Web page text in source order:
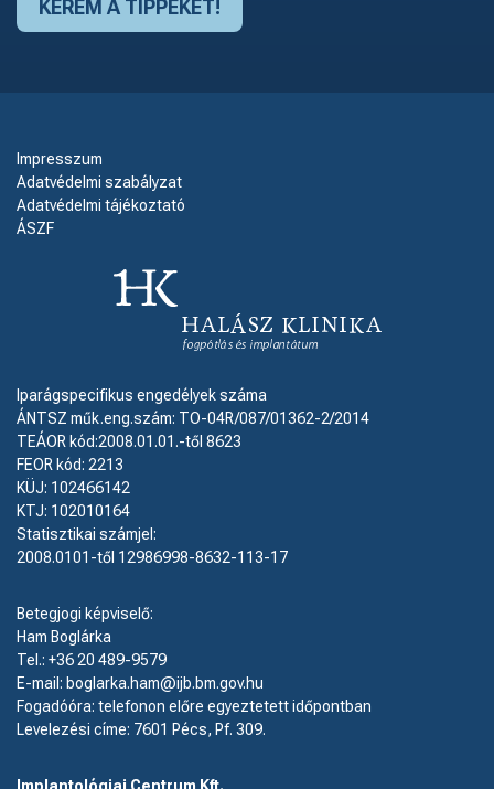
Impresszum
Adatvédelmi szabályzat
Adatvédelmi tájékoztató
ÁSZF
Iparágspecifikus engedélyek száma
ÁNTSZ műk.eng.szám: TO-04R/087/01362-2/2014
TEÁOR kód:2008.01.01.-től 8623
FEOR kód: 2213
KÜJ: 102466142
KTJ: 102010164
Statisztikai számjel:
2008.0101-től 12986998-8632-113-17
Betegjogi képviselő:
Ham Boglárka
Tel.: +36 20 489-9579
E-mail: boglarka.ham@ijb.bm.gov.hu
Fogadóóra: telefonon előre egyeztetett időpontban
Levelezési címe: 7601 Pécs, Pf. 309.
Implantológiai Centrum Kft.